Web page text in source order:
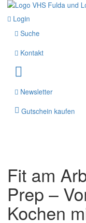
Login
Suche
Kontakt
Newsletter
Gutschein kaufen
Fit am
Prep –
Kochen